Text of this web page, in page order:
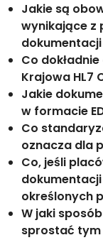
Jakie są
wynikające z
Co
Krajowa HL7
Jakie
w formacie
Co
oznacza dla
Co, jeśli
dokumentacji
określonych
W jaki
sprostać